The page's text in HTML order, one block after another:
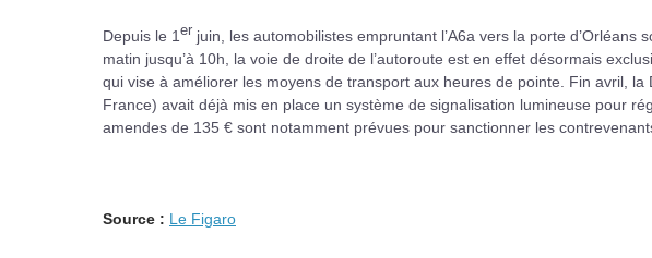
Depuis le 1 er juin, les automobilistes empruntant l’A6a vers la porte d’Orléans
matin jusqu’à 10h, la voie de droite de l’autoroute est en effet désormais
qui vise à améliorer les moyens de transport aux heures de pointe. Fin avril,
France) avait déjà mis en place un système de signalisation lumineuse pour
amendes de 135 € sont notamment prévues pour sanctionner les
Source : Le Figaro